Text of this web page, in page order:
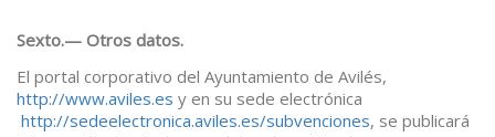
Sexto.— Otros datos.
El portal corporativo del Ayuntamiento de Avilés,
http://www.aviles.es y en su sede electrónica
http://sedeelectronica.aviles.es/subvenciones, se publicará